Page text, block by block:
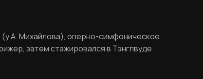
А. Михайлова), оперно-симфоническое
затем стажировался в Тэнглвуде